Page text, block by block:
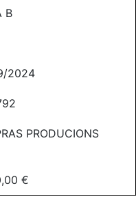
B
2024
PRODUCIONS
€